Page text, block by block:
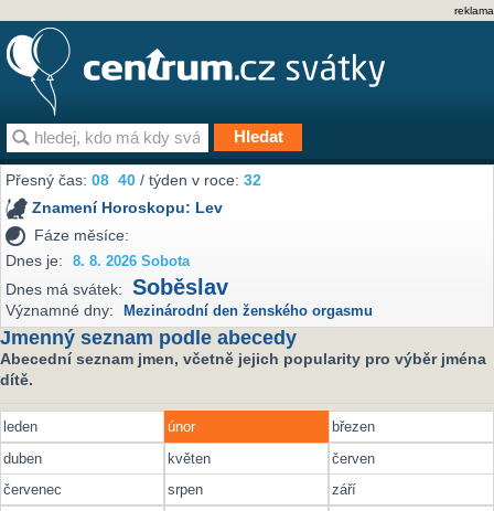
reklama
Přesný čas:08 40 / týden v roce:32
Znamení Horoskopu: Lev
Fáze měsíce:
Dnes je:
8. 8. 2026 Sobota
Dnes má svátek: Soběslav
Významné dny: Mezinárodní den ženského orgasmu
Jmenný seznam podle abecedy
Abecední seznam jmen, včetně jejich popularity pro výběr jména
dítě.
leden únor
březen
duben
květen
červen
červenec
srpen
září